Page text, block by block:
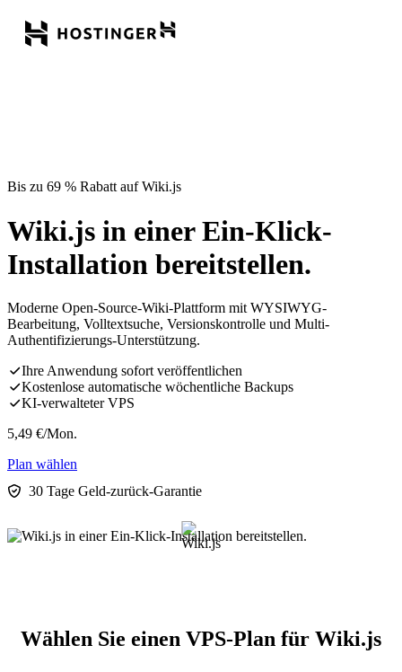
Bis zu 69 % Rabatt auf Wiki.js
Wiki.js in einer Ein-Klick-
Installation bereitstellen.
Moderne Open-Source-Wiki-Plattform mit WYSIWYG-
Bearbeitung, Volltextsuche, Versionskontrolle und Multi-
Authentifizierungs-Unterstützung.
Ihre Anwendung sofort veröffentlichen
Kostenlose automatische wöchentliche Backups
KI-verwalteter VPS
5,49 €/Mon.
Plan wählen
30 Tage Geld-zurück-Garantie
Wählen Sie einen VPS-Plan für Wiki.js